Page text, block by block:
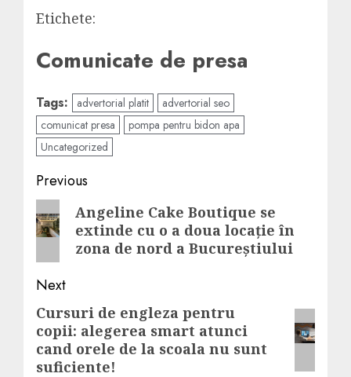
Etichete:
Comunicate de presa
Tags: advertorial platit
advertorial seo
comunicat presa
pompa pentru bidon apa
Uncategorized
Post
navigation
Previous
Previous
post:
Angeline Cake Boutique se
extinde cu o a doua locație în
zona de nord a Bucureștiului
Next
Next
post:
Cursuri de engleza pentru
copii: alegerea smart atunci
cand orele de la scoala nu sunt
suficiente!